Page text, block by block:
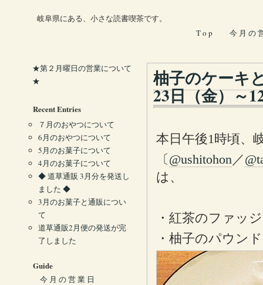
岐阜県にある、小さな読書喫茶です。
T o p
今 月 の
柚子のケーキ
23日（金）～
本日午後1時頃、
〔@ushitohon／
は、
・紅茶のファッ
・柚子のパウン
★第２月曜日の営業について
★
Recent Entries
７月のおやつについて
6月のおやつについて
5月のお菓子について
4月のお菓子について
◆ 道草通販 3月分を発送し
ました ◆
3月のお菓子と通販につい
て
道草通販2月便の発送が完
了しました
Guide
今 月 の 営 業 日